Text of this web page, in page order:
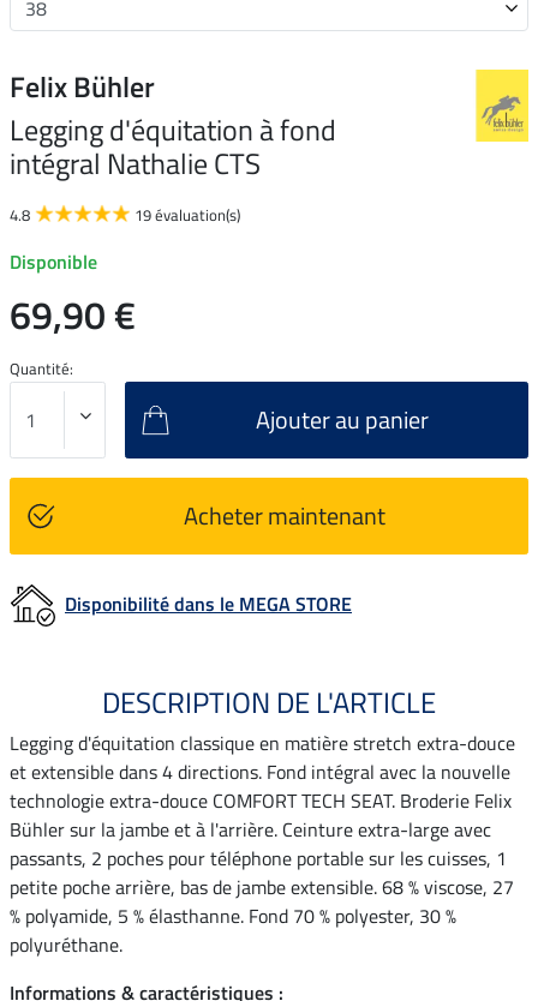
Felix Bühler
Legging d'équitation à fond
intégral Nathalie CTS
4.8 19 évaluation(s)
Disponible
69,90 €
Quantité:
Ajouter au panier
Acheter maintenant
Disponibilité dans le MEGA STORE
DESCRIPTION DE L'ARTICLE
Legging d'équitation classique en matière stretch extra-douce
et extensible dans 4 directions. Fond intégral avec la nouvelle
technologie extra-douce COMFORT TECH SEAT. Broderie Felix
Bühler sur la jambe et à l'arrière. Ceinture extra-large avec
passants, 2 poches pour téléphone portable sur les cuisses, 1
petite poche arrière, bas de jambe extensible. 68 % viscose, 27
% polyamide, 5 % élasthanne. Fond 70 % polyester, 30 %
polyuréthane.
Informations & caractéristiques :